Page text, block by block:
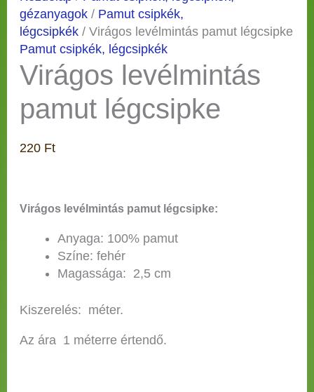
gézanyagok/ Pamut csipkék,
légcsipkék/ Virágos levélmintás pamut légcsipke
Pamut csipkék, légcsipkék
Virágos levélmintás
pamut légcsipke
220 Ft
Virágos levélmintás pamut légcsipke:
Anyaga: 100% pamut
Színe: fehér
Magassága: 2,5 cm
Kiszerelés: méter.
Az ára 1 méterre értendő.